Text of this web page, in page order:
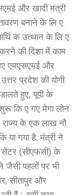
और खादी मंत्री
बनाने के लि ए
क उत्थान के लि ए
की दिशा में काम
एमएसएमई और
प्रदेश की योगी
हुए, यूपी के
शुरू कि ए गए मेगा लोन
के एक लाख नौ
या गया है. मंत्री ने
सेंटर (सीएफसी) के
जैसी पहलों पर भी
सीतापुर और